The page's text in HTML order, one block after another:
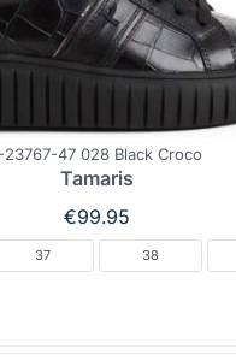
23767-47 028 Black Croco
Tamaris
€99.95
37 38